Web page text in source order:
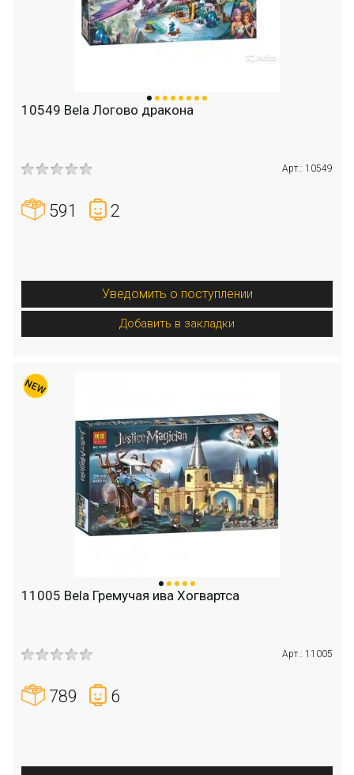
10549 Bela Логово дракона
Арт.: 10549
591 2
Уведомить о поступлении
Добавить в закладки
11005 Bela Гремучая ива Хогвартса
Арт.: 11005
789 6